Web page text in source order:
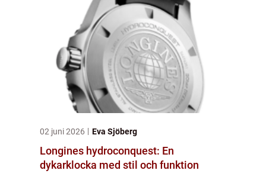
02 juni 2026 Eva Sjöberg
Longines hydroconquest: En
dykarklocka med stil och funktion